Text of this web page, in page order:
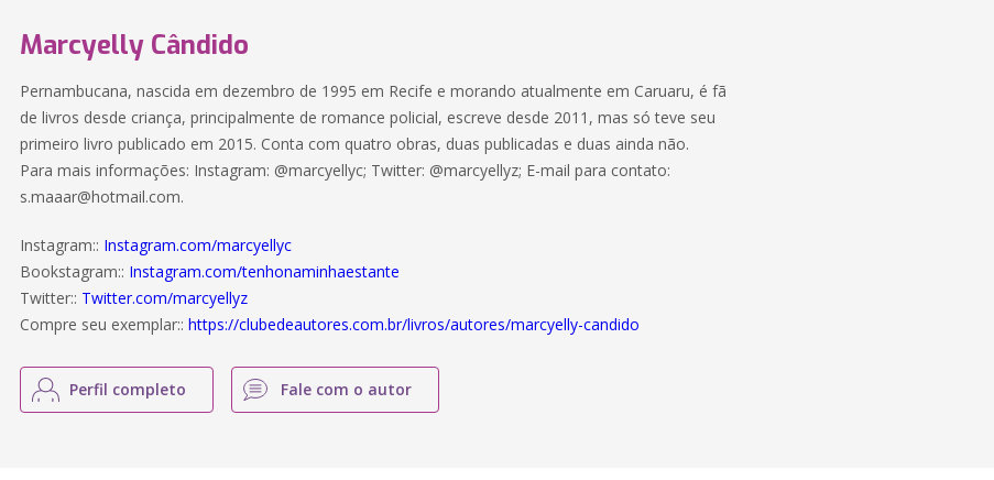
Marcyelly Cândido
Pernambucana, nascida em dezembro de 1995 em Recife e morando atualmente em Caruaru, é fã
de livros desde criança, principalmente de romance policial, escreve desde 2011, mas só teve seu
primeiro livro publicado em 2015. Conta com quatro obras, duas publicadas e duas ainda não.
Para mais informações: Instagram: @marcyellyc; Twitter: @marcyellyz; E-mail para contato:
s.maaar@hotmail.com.
Instagram:: Instagram.com/marcyellyc
Bookstagram:: Instagram.com/tenhonaminhaestante
Twitter:: Twitter.com/marcyellyz
Compre seu exemplar::https://clubedeautores.com.br/livros/autores/marcyelly-candido
Perfil completo Fale com o autor